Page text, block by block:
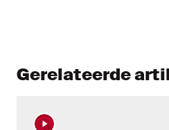
Gerelateerde